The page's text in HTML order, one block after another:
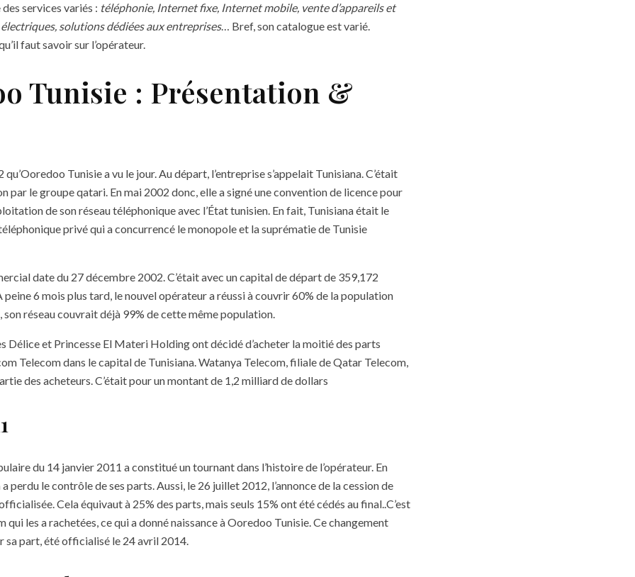
services variés : téléphonie, Internet fixe, Internet mobile, vente d’appareils et
électriques, solutions dédiées aux entreprises… Bref, son catalogue est varié.
faut savoir sur l’opérateur.
Tunisie : Présentation &
qu’Ooredoo Tunisie a vu le jour. Au départ, l’entreprise s’appelait Tunisiana. C’était
par le groupe qatari. En mai 2002 donc, elle a signé une convention de licence pour
de son réseau téléphonique avec l’État tunisien. En fait, Tunisiana était le
privé qui a concurrencé le monopole et la suprématie de Tunisie
date du 27 décembre 2002. C’était avec un capital de départ de 359,172
peine 6 mois plus tard, le nouvel opérateur a réussi à couvrir 60% de la population
son réseau couvrait déjà 99% de cette même population.
Délice et Princesse El Materi Holding ont décidé d’acheter la moitié des parts
Telecom dans le capital de Tunisiana. Watanya Telecom, filiale de Qatar Telecom,
des acheteurs. C’était pour un montant de 1,2 milliard de dollars
du 14 janvier 2011 a constitué un tournant dans l’histoire de l’opérateur. En
perdu le contrôle de ses parts. Aussi, le 26 juillet 2012, l’annonce de la cession de
Cela équivaut à 25% des parts, mais seuls 15% ont été cédés au final..C’est
qui les a rachetées, ce qui a donné naissance à Ooredoo Tunisie. Ce changement
sa part, été officialisé le 24 avril 2014.